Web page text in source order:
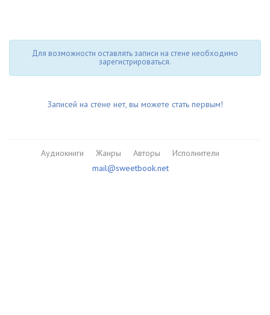
Для возможности оставлять записи на стене необходимо
зарегистрироваться.
Записей на стене нет, вы можете стать первым!
Аудиокниги Жанры Авторы
Исполнители
mail@sweetbook.net